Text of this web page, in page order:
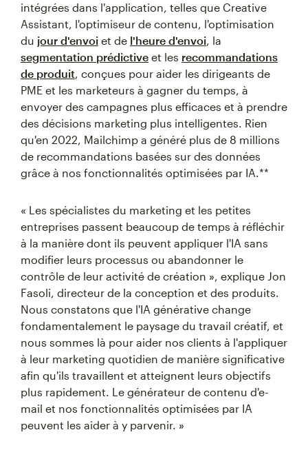
intégrées dans l'application, telles que Creative
Assistant, l'optimiseur de contenu, l'optimisation
du jour d'envoi et de l'heure d'envoi, la
segmentation prédictive et les recommandations
de produit, conçues pour aider les dirigeants de
PME et les marketeurs à gagner du temps, à
envoyer des campagnes plus efficaces et à prendre
des décisions marketing plus intelligentes. Rien
qu'en 2022, Mailchimp a généré plus de 8 millions
de recommandations basées sur des données
grâce à nos fonctionnalités optimisées par IA.**
« Les spécialistes du marketing et les petites
entreprises passent beaucoup de temps à réfléchir
à la manière dont ils peuvent appliquer l'IA sans
modifier leurs processus ou abandonner le
contrôle de leur activité de création », explique Jon
Fasoli, directeur de la conception et des produits.
Nous constatons que l'IA générative change
fondamentalement le paysage du travail créatif, et
nous sommes là pour aider nos clients à l'appliquer
à leur marketing quotidien de manière significative
afin qu'ils travaillent et atteignent leurs objectifs
plus rapidement. Le générateur de contenu d'e-
mail et nos fonctionnalités optimisées par IA
peuvent les aider à y parvenir. »